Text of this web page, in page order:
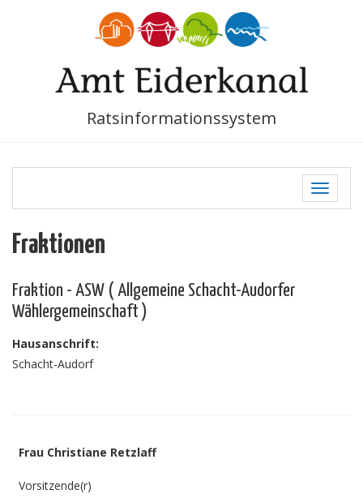
Ratsinformationssystem
Toggle
Fraktionen
Fraktion - ASW ( Allgemeine Schacht-Audorfer
Wählergemeinschaft )
Hausanschrift:
Schacht-Audorf
Frau Christiane Retzlaff
Vorsitzende(r)